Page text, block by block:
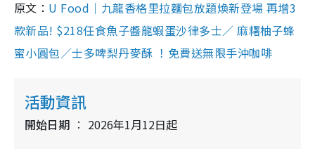
原文： U Food｜九龍香格里拉麵包放題煥新登場 再增3
款新品! $218任食魚子醬龍蝦蛋沙律多士／ 麻糬柚子蜂
蜜小圓包／士多啤梨丹麥酥 ！免費送無限手沖咖啡
活動資訊
開始日期 2026年1月12日起